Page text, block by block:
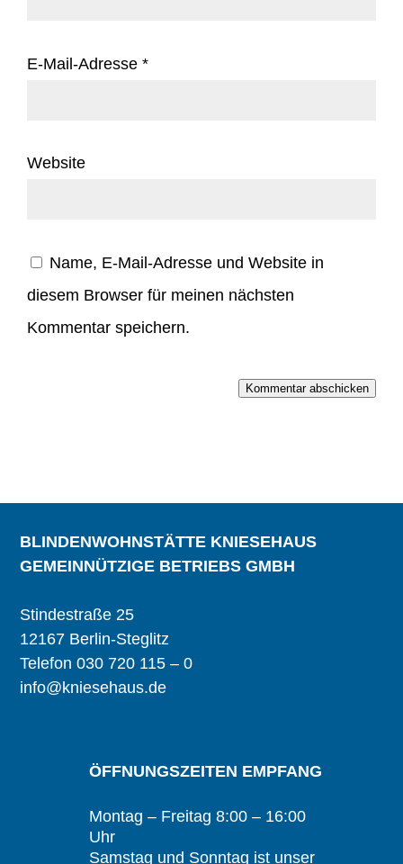
E-Mail-Adresse *
Website
Name, E-Mail-Adresse und Website in
diesem Browser für meinen nächsten
Kommentar speichern.
Kommentar abschicken
BLINDENWOHNSTÄTTE KNIESEHAUS
GEMEINNÜTZIGE BETRIEBS GMBH
Stindestraße 25
12167 Berlin-Steglitz
Telefon 030 720 115 – 0
info@kniesehaus.de
ÖFFNUNGSZEITEN EMPFANG
Montag – Freitag 8:00 – 16:00
Uhr
Samstag und Sonntag ist unser